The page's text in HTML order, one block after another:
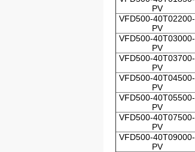
PV
VFD500-40T02200-
PV
VFD500-40T03000-
PV
VFD500-40T03700-
PV
VFD500-40T04500-
PV
VFD500-40T05500-
PV
VFD500-40T07500-
PV
VFD500-40T09000-
PV